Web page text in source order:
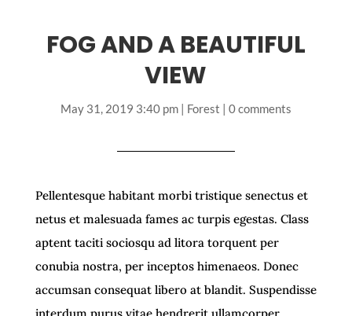
FOG AND A BEAUTIFUL
VIEW
May 31, 2019 3:40 pm| Forest | 0 comments
Pellentesque habitant morbi tristique senectus et
netus et malesuada fames ac turpis egestas. Class
aptent taciti sociosqu ad litora torquent per
conubia nostra, per inceptos himenaeos. Donec
accumsan consequat libero at blandit. Suspendisse
interdum purus vitae hendrerit ullamcorper.